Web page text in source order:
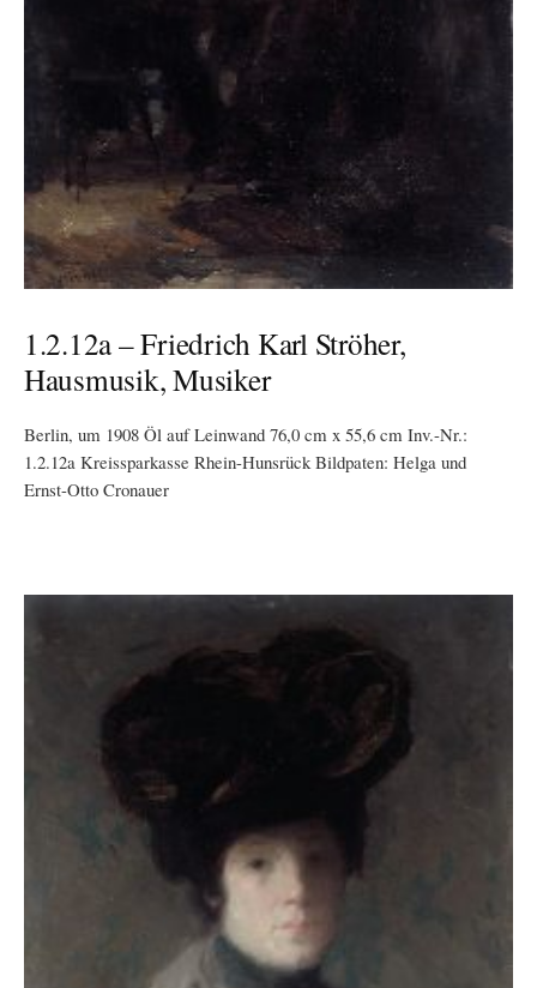
1.2.12a – Friedrich Karl Ströher,
Hausmusik, Musiker
Berlin, um 1908 Öl auf Leinwand 76,0 cm x 55,6 cm Inv.-Nr.:
1.2.12a Kreissparkasse Rhein-Hunsrück Bildpaten: Helga und
Ernst-Otto Cronauer